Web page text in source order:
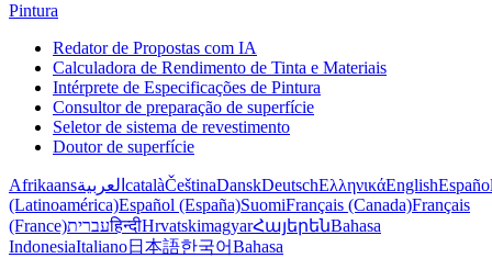
Pintura
Redator de Propostas com IA
Calculadora de Rendimento de Tinta e Materiais
Intérprete de Especificações de Pintura
Consultor de preparação de superfície
Seletor de sistema de revestimento
Doutor de superfície
Afrikaansالعربية catalàČeštinaDanskDeutschΕλληνικάEnglish
(Latinoamérica)Español (España)SuomiFrançais (Canada)Français
(France)עבריתहिन्दीHrvatskimagyarՀայերենBahasa
IndonesiaItaliano日本語한국어Bahasa